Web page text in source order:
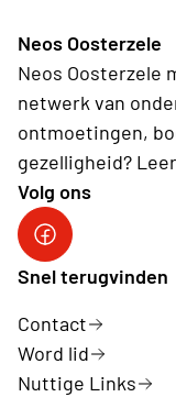
Neos Oosterzele
Neos Oosterzele
netwerk van
ontmoetingen,
gezelligheid?
Volg ons
Neos DiNA
Snel terugvinden
Contact
Word lid
Nuttige Links